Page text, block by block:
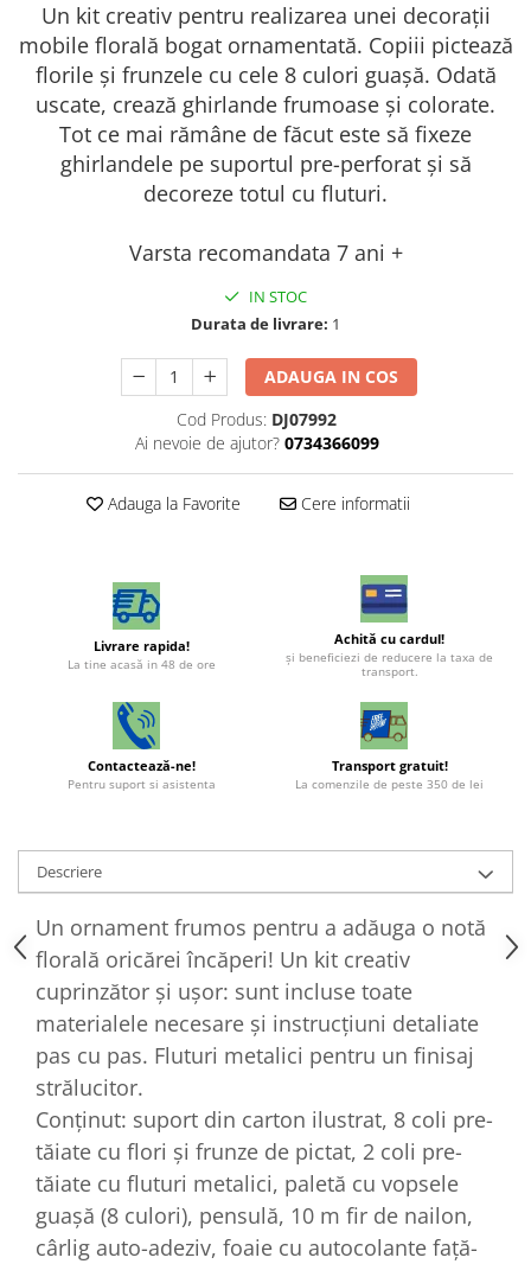
Un kit creativ pentru realizarea unei decorații
mobile florală bogat ornamentată. Copiii pictează
florile și frunzele cu cele 8 culori guașă. Odată
uscate, crează ghirlande frumoase și colorate.
Tot ce mai rămâne de făcut este să fixeze
ghirlandele pe suportul pre-perforat și să
decoreze totul cu fluturi.
Varsta recomandata 7 ani +
IN STOC
Durata de livrare: 1
ADAUGA IN COS
Cod Produs: DJ07992
Ai nevoie de ajutor? 0734366099
Adauga la Favorite Cere informatii
Livrare rapida!
La tine acasă in 48 de ore
Achită cu cardul!
şi beneficiezi de reducere la taxa de
transport.
Contactează-ne!
Pentru suport si asistenta
Transport gratuit!
La comenzile de peste 350 de lei
Descriere
Un ornament frumos pentru a adăuga o notă
florală oricărei încăperi! Un kit creativ
cuprinzător și ușor: sunt incluse toate
materialele necesare și instrucțiuni detaliate
pas cu pas. Fluturi metalici pentru un finisaj
strălucitor.
Conținut: suport din carton ilustrat, 8 coli pre-
tăiate cu flori și frunze de pictat, 2 coli pre-
tăiate cu fluturi metalici, paletă cu vopsele
guașă (8 culori), pensulă, 10 m fir de nailon,
cârlig auto-adeziv, foaie cu autocolante față-